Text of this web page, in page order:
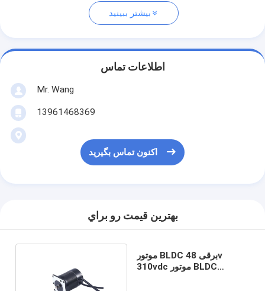
بیشتر ببینید
اطلاعات تماس
Mr. Wang
13961468369
اکنون تماس بگیرید
بهترين قيمت رو براي
موتور BLDC برقی 48v
310vdc موتور BLDC